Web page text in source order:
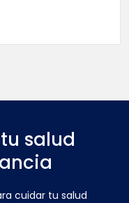
salud
cuidar tu salud